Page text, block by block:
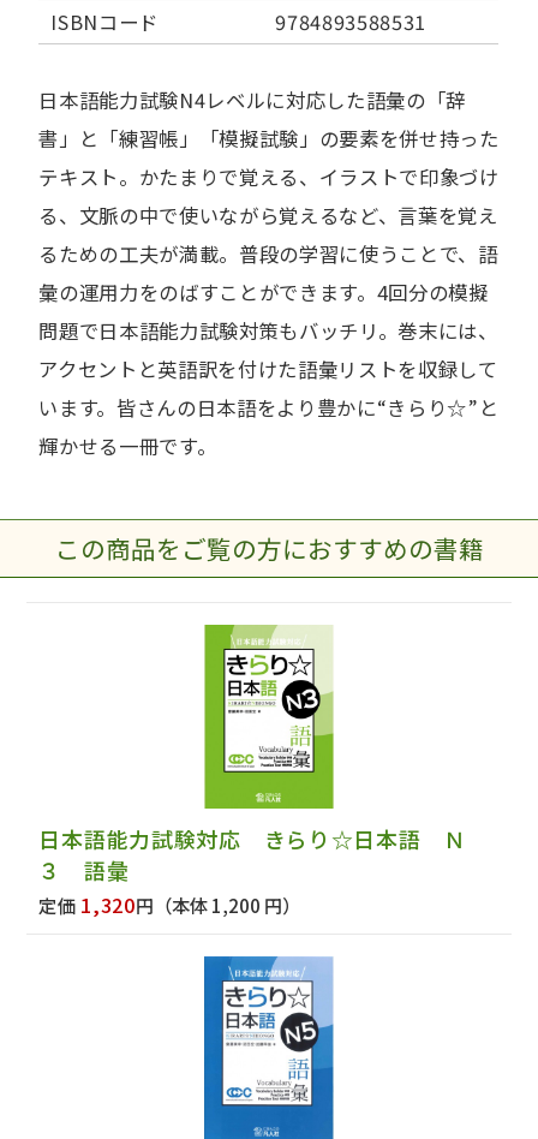
ISBNコード
9784893588531
日本語能力試験N4レベルに対応した語彙の「辞
書」と「練習帳」「模擬試験」の要素を併せ持った
テキスト。かたまりで覚える、イラストで印象づけ
る、文脈の中で使いながら覚えるなど、言葉を覚え
るための工夫が満載。普段の学習に使うことで、語
彙の運用力をのばすことができます。4回分の模擬
問題で日本語能力試験対策もバッチリ。巻末には、
アクセントと英語訳を付けた語彙リストを収録して
います。皆さんの日本語をより豊かに“きらり☆”と
輝かせる一冊です。
この商品をご覧の方におすすめの書籍
日本語能力試験対応 きらり☆日本語 Ｎ
３ 語彙
定価 1,320円 （本体 1,200 円）